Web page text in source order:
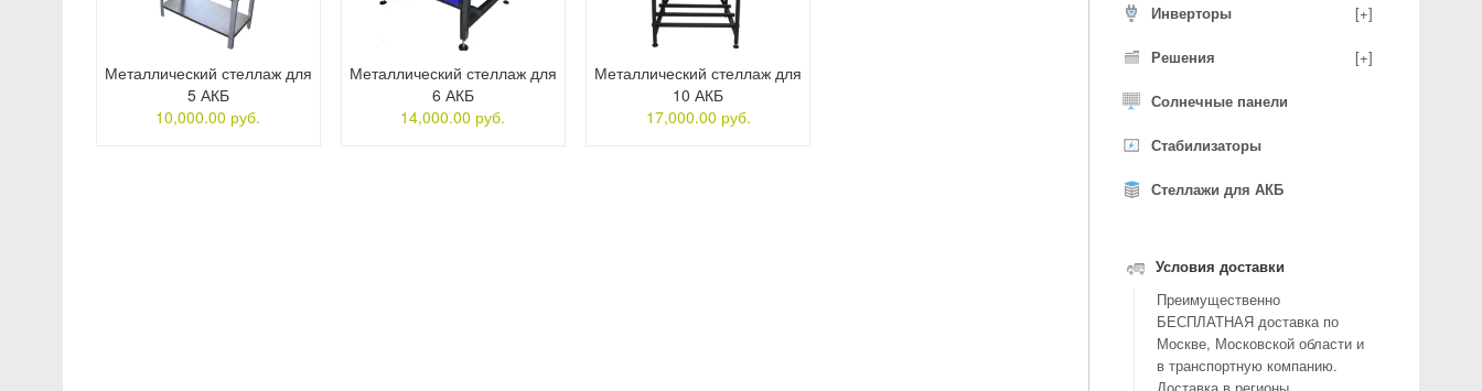
Металлический стеллаж для
5 АКБ
10,000.00 руб.
Металлический стеллаж для
6 АКБ
14,000.00 руб.
Металлический стеллаж для
10 АКБ
17,000.00 руб.
Инверторы [+]
Решения [+]
Солнечные панели
Стабилизаторы
Стеллажи для АКБ
Условия доставки
Преимущественно
БЕСПЛАТНАЯ доставка по
Москве, Московской области и
в транспортную компанию.